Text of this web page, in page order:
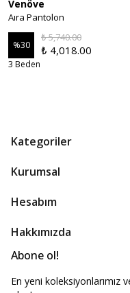
Venöve
Aıra Pantolon
%30
₺ 5,740.00
₺ 4,018.00
3 Beden
Kategoriler
Kurumsal
Hesabım
Hakkımızda
Abone ol!
En yeni